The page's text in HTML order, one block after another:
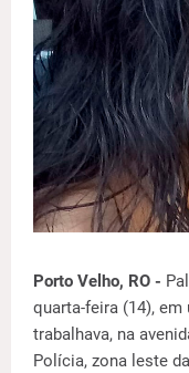
Porto Velho, RO -
quarta-feira (14), em
trabalhava, na
Polícia, zona leste